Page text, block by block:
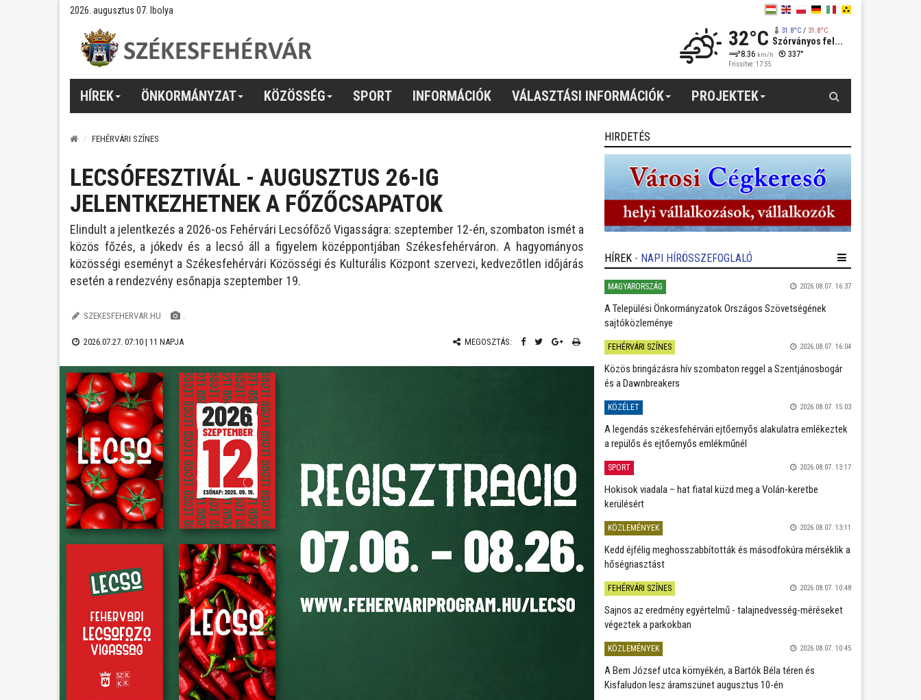
2026. augusztus 07. Ibolya
32°C 31.8°C/ 31.8°C
Szórványos fel...
8.36 km/h 337°
Frissítve: 17:55
HÍREK ÖNKORMÁNYZAT KÖZÖSSÉG SPORT INFORMÁCIÓK VÁLASZTÁSI INFORMÁCIÓK PROJEKTEK
FEHÉRVÁRI SZÍNES
LECSÓFESZTIVÁL - AUGUSZTUS 26-IG
JELENTKEZHETNEK A FŐZŐCSAPATOK
Elindult a jelentkezés a 2026-os Fehérvári Lecsófőző Vigasságra: szeptember 12-én, szombaton ismét a
közös főzés, a jókedv és a lecsó áll a figyelem középpontjában Székesfehérváron. A hagyományos
közösségi eseményt a Székesfehérvári Közösségi és Kulturális Központ szervezi, kedvezőtlen időjárás
esetén a rendezvény esőnapja szeptember 19.
SZEKESFEHERVAR.HU .
2026.07.27. 07:10 | 11 NAPJA MEGOSZTÁS:
HIRDETÉS
HÍREK - NAPI HÍRÖSSZEFOGLALÓ
MAGYARORSZÁG 2026.08.07. 16:37
A Települési Önkormányzatok Országos Szövetségének
sajtóközleménye
FEHÉRVÁRI SZÍNES 2026.08.07. 16:04
Közös bringázásra hív szombaton reggel a Szentjánosbogár
és a Dawnbreakers
KÖZÉLET 2026.08.07. 15:03
A legendás székesfehérvári ejtőernyős alakulatra emlékeztek
a repülős és ejtőernyős emlékműnél
SPORT 2026.08.07. 13:17
Hokisok viadala – hat fiatal küzd meg a Volán-keretbe
kerülésért
KÖZLEMÉNYEK 2026.08.07. 13:11
Kedd éjfélig meghosszabbították és másodfokúra mérséklik a
hőségriasztást
FEHÉRVÁRI SZÍNES 2026.08.07. 10:48
Sajnos az eredmény egyértelmű - talajnedvesség-méréseket
végeztek a parkokban
KÖZLEMÉNYEK 2026.08.07. 10:45
A Bem József utca környékén, a Bartók Béla téren és
Kisfaludon lesz áramszünet augusztus 10-én